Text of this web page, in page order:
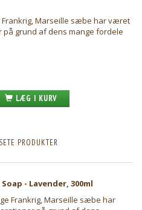
Marseille sæbe har været
grund af dens mange fordele
LÆG I KURV
PRODUKTER
- Lavender, 300ml
Frankrig, Marseille sæbe har